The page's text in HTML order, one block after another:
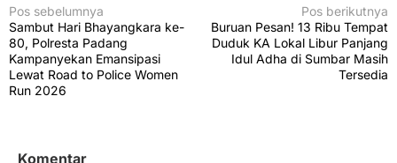
N
a
v
i
Pos sebelumnya
Sambut Hari Bhayangkara ke-
80, Polresta Padang
Kampanyekan Emansipasi
Lewat Road to Police Women
Run 2026
Pos berikutnya
Buruan Pesan! 13 Ribu Tempat
Duduk KA Lokal Libur Panjang
Idul Adha di Sumbar Masih
Tersedia
Komentar